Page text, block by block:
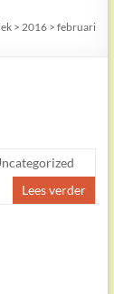
> 2016 >februari
Lees verder